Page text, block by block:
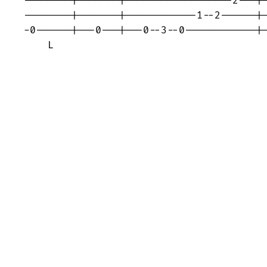
--------|-------|------------1--2------
-0------|---0---|---0--3--
L